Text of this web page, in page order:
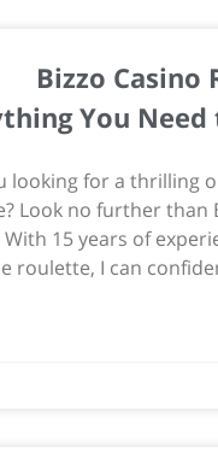
Bizzo Casino
You
looking for a thrilling
Look no further than
With 15 years of
roulette, I can